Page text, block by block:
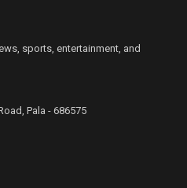
sports, entertainment, and
Pala - 686575